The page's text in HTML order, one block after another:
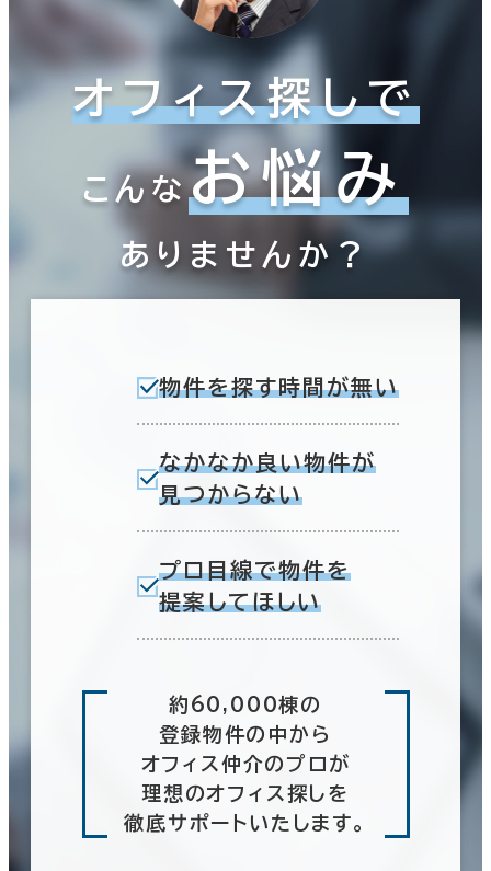
オフィス探しで
こんなお悩み
ありませんか？
物件を探す時間が無い
なかなか良い物件が
見つからない
プロ目線で物件を
提案してほしい
約60,000棟の
登録物件の中から
オフィス仲介のプロが
理想のオフィス探しを
徹底サポートいたします。